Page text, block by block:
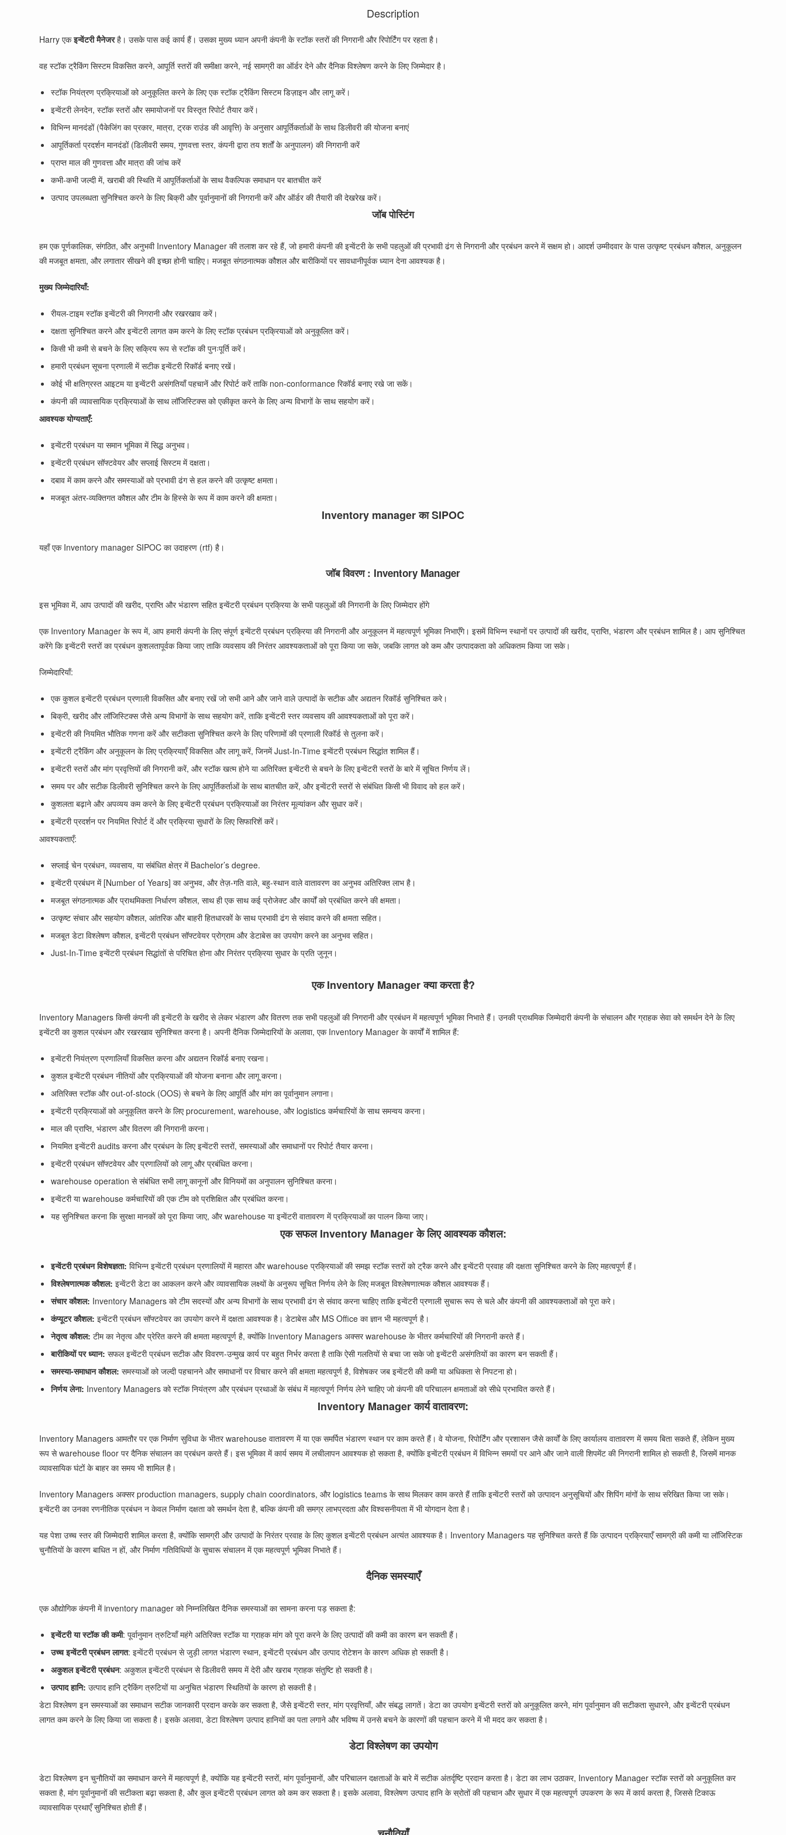
Description
Harry एकइन्वेंटरी मैनेजरहै। उसके पास कई कार्य हैं। उसका मुख्य ध्यान अपनी कंपनी के स्टॉक स्तरों की निगरानी और रिपोर्टिंग पर रहता है।
वह स्टॉक ट्रैकिंग सिस्टम विकसित करने, आपूर्ति स्तरों की समीक्षा करने, नई सामग्री का ऑर्डर देने और दैनिक विश्लेषण करने के लिए जिम्मेदार है।
स्टॉक नियंत्रण प्रक्रियाओं को अनुकूलित करने के लिए एक स्टॉक ट्रैकिंग सिस्टम डिज़ाइन और लागू करें।
इन्वेंटरी लेनदेन, स्टॉक स्तरों और समायोजनों पर विस्तृत रिपोर्ट तैयार करें।
विभिन्न मानदंडों (पैकेजिंग का प्रकार, मात्रा, ट्रक राउंड की आवृत्ति) के अनुसार आपूर्तिकर्ताओं के साथ डिलीवरी की योजना बनाएं
आपूर्तिकर्ता प्रदर्शन मानदंडों (डिलीवरी समय, गुणवत्ता स्तर, कंपनी द्वारा तय शर्तों के अनुपालन) की निगरानी करें
प्राप्त माल की गुणवत्ता और मात्रा की जांच करें
कभी-कभी जल्दी में, खराबी की स्थिति में आपूर्तिकर्ताओं के साथ वैकल्पिक समाधान पर बातचीत करें
उत्पाद उपलब्धता सुनिश्चित करने के लिए बिक्री और पूर्वानुमानों की निगरानी करें और ऑर्डर की तैयारी की देखरेख करें।
जॉब पोस्टिंग
हम एक पूर्णकालिक, संगठित, और अनुभवी Inventory Manager की तलाश कर रहे हैं, जो हमारी कंपनी की इन्वेंटरी के सभी पहलुओं की प्रभावी ढंग से निगरानी और प्रबंधन करने में सक्षम हो। आदर्श उम्मीदवार के पास उत्कृष्ट प्रबंधन कौशल, अनुकूलन
की मजबूत क्षमता, और लगातार सीखने की इच्छा होनी चाहिए। मजबूत संगठनात्मक कौशल और बारीकियों पर सावधानीपूर्वक ध्यान देना आवश्यक है।
मुख्य जिम्मेदारियाँ:
रीयल-टाइम स्टॉक इन्वेंटरी की निगरानी और रखरखाव करें।
दक्षता सुनिश्चित करने और इन्वेंटरी लागत कम करने के लिए स्टॉक प्रबंधन प्रक्रियाओं को अनुकूलित करें।
किसी भी कमी से बचने के लिए सक्रिय रूप से स्टॉक की पुनःपूर्ति करें।
हमारी प्रबंधन सूचना प्रणाली में सटीक इन्वेंटरी रिकॉर्ड बनाए रखें।
कोई भी क्षतिग्रस्त आइटम या इन्वेंटरी असंगतियाँ पहचानें और रिपोर्ट करें ताकि non-conformance रिकॉर्ड बनाए रखे जा सकें।
कंपनी की व्यावसायिक प्रक्रियाओं के साथ लॉजिस्टिक्स को एकीकृत करने के लिए अन्य विभागों के साथ सहयोग करें।
आवश्यक योग्यताएँ:
इन्वेंटरी प्रबंधन या समान भूमिका में सिद्ध अनुभव।
इन्वेंटरी प्रबंधन सॉफ्टवेयर और सप्लाई सिस्टम में दक्षता।
दबाव में काम करने और समस्याओं को प्रभावी ढंग से हल करने की उत्कृष्ट क्षमता।
मजबूत अंतर-व्यक्तिगत कौशल और टीम के हिस्से के रूप में काम करने की क्षमता।
Inventory manager का SIPOC
यहाँ एक Inventory manager SIPOC का उदाहरण (rtf) है।
जॉब विवरण : Inventory Manager
इस भूमिका में, आप उत्पादों की खरीद, प्राप्ति और भंडारण सहित इन्वेंटरी प्रबंधन प्रक्रिया के सभी पहलुओं की निगरानी के लिए जिम्मेदार होंगे
एक Inventory Manager के रूप में, आप हमारी कंपनी के लिए संपूर्ण इन्वेंटरी प्रबंधन प्रक्रिया की निगरानी और अनुकूलन में महत्वपूर्ण भूमिका निभाएँगे। इसमें विभिन्न स्थानों पर उत्पादों की खरीद, प्राप्ति, भंडारण और प्रबंधन शामिल है। आप सुनिश्चित
करेंगे कि इन्वेंटरी स्तरों का प्रबंधन कुशलतापूर्वक किया जाए ताकि व्यवसाय की निरंतर आवश्यकताओं को पूरा किया जा सके, जबकि लागत को कम और उत्पादकता को अधिकतम किया जा सके।
जिम्मेदारियाँ:
एक कुशल इन्वेंटरी प्रबंधन प्रणाली विकसित और बनाए रखें जो सभी आने और जाने वाले उत्पादों के सटीक और अद्यतन रिकॉर्ड सुनिश्चित करे।
बिक्री, खरीद और लॉजिस्टिक्स जैसे अन्य विभागों के साथ सहयोग करें, ताकि इन्वेंटरी स्तर व्यवसाय की आवश्यकताओं को पूरा करें।
इन्वेंटरी की नियमित भौतिक गणना करें और सटीकता सुनिश्चित करने के लिए परिणामों की प्रणाली रिकॉर्ड से तुलना करें।
इन्वेंटरी ट्रैकिंग और अनुकूलन के लिए प्रक्रियाएँ विकसित और लागू करें, जिनमें Just-In-Time इन्वेंटरी प्रबंधन सिद्धांत शामिल हैं।
इन्वेंटरी स्तरों और मांग प्रवृत्तियों की निगरानी करें, और स्टॉक खत्म होने या अतिरिक्त इन्वेंटरी से बचने के लिए इन्वेंटरी स्तरों के बारे में सूचित निर्णय लें।
समय पर और सटीक डिलीवरी सुनिश्चित करने के लिए आपूर्तिकर्ताओं के साथ बातचीत करें, और इन्वेंटरी स्तरों से संबंधित किसी भी विवाद को हल करें।
कुशलता बढ़ाने और अपव्यय कम करने के लिए इन्वेंटरी प्रबंधन प्रक्रियाओं का निरंतर मूल्यांकन और सुधार करें।
इन्वेंटरी प्रदर्शन पर नियमित रिपोर्ट दें और प्रक्रिया सुधारों के लिए सिफारिशें करें।
आवश्यकताएँ:
सप्लाई चेन प्रबंधन, व्यवसाय, या संबंधित क्षेत्र में Bachelor’s degree.
इन्वेंटरी प्रबंधन में [Number of Years] का अनुभव, और तेज़-गति वाले, बहु-स्थान वाले वातावरण का अनुभव अतिरिक्त लाभ है।
मजबूत संगठनात्मक और प्राथमिकता निर्धारण कौशल, साथ ही एक साथ कई प्रोजेक्ट और कार्यों को प्रबंधित करने की क्षमता।
उत्कृष्ट संचार और सहयोग कौशल, आंतरिक और बाहरी हितधारकों के साथ प्रभावी ढंग से संवाद करने की क्षमता सहित।
मजबूत डेटा विश्लेषण कौशल, इन्वेंटरी प्रबंधन सॉफ्टवेयर प्रोग्राम और डेटाबेस का उपयोग करने का अनुभव सहित।
Just-In-Time इन्वेंटरी प्रबंधन सिद्धांतों से परिचित होना और निरंतर प्रक्रिया सुधार के प्रति जुनून।
एक Inventory Manager क्या करता है?
Inventory Managers किसी कंपनी की इन्वेंटरी के खरीद से लेकर भंडारण और वितरण तक सभी पहलुओं की निगरानी और प्रबंधन में महत्वपूर्ण भूमिका निभाते हैं। उनकी प्राथमिक जिम्मेदारी कंपनी के संचालन और ग्राहक सेवा को समर्थन देने के लिए
इन्वेंटरी का कुशल प्रबंधन और रखरखाव सुनिश्चित करना है। अपनी दैनिक जिम्मेदारियों के अलावा, एक Inventory Manager के कार्यों में शामिल हैं:
इन्वेंटरी नियंत्रण प्रणालियाँ विकसित करना और अद्यतन रिकॉर्ड बनाए रखना।
कुशल इन्वेंटरी प्रबंधन नीतियों और प्रक्रियाओं की योजना बनाना और लागू करना।
अतिरिक्त स्टॉक और out-of-stock (OOS) से बचने के लिए आपूर्ति और मांग का पूर्वानुमान लगाना।
इन्वेंटरी प्रक्रियाओं को अनुकूलित करने के लिए procurement, warehouse, और logistics कर्मचारियों के साथ समन्वय करना।
माल की प्राप्ति, भंडारण और वितरण की निगरानी करना।
नियमित इन्वेंटरी audits करना और प्रबंधन के लिए इन्वेंटरी स्तरों, समस्याओं और समाधानों पर रिपोर्ट तैयार करना।
इन्वेंटरी प्रबंधन सॉफ्टवेयर और प्रणालियों को लागू और प्रबंधित करना।
warehouse operation से संबंधित सभी लागू कानूनों और विनियमों का अनुपालन सुनिश्चित करना।
इन्वेंटरी या warehouse कर्मचारियों की एक टीम को प्रशिक्षित और प्रबंधित करना।
यह सुनिश्चित करना कि सुरक्षा मानकों को पूरा किया जाए, और warehouse या इन्वेंटरी वातावरण में प्रक्रियाओं का पालन किया जाए।
एक सफल Inventory Manager के लिए आवश्यक कौशल:
इन्वेंटरी प्रबंधन विशेषज्ञता: विभिन्न इन्वेंटरी प्रबंधन प्रणालियों में महारत और warehouse प्रक्रियाओं की समझ स्टॉक स्तरों को ट्रैक करने और इन्वेंटरी प्रवाह की दक्षता सुनिश्चित करने के लिए महत्वपूर्ण हैं।
विश्लेषणात्मक कौशल: इन्वेंटरी डेटा का आकलन करने और व्यावसायिक लक्ष्यों के अनुरूप सूचित निर्णय लेने के लिए मजबूत विश्लेषणात्मक कौशल आवश्यक हैं।
संचार कौशल: Inventory Managers को टीम सदस्यों और अन्य विभागों के साथ प्रभावी ढंग से संवाद करना चाहिए ताकि इन्वेंटरी प्रणाली सुचारू रूप से चले और कंपनी की आवश्यकताओं को पूरा करे।
कंप्यूटर कौशल: इन्वेंटरी प्रबंधन सॉफ्टवेयर का उपयोग करने में दक्षता आवश्यक है। डेटाबेस और MS Office का ज्ञान भी महत्वपूर्ण है।
नेतृत्व कौशल: टीम का नेतृत्व और प्रेरित करने की क्षमता महत्वपूर्ण है, क्योंकि Inventory Managers अक्सर warehouse के भीतर कर्मचारियों की निगरानी करते हैं।
बारीकियों पर ध्यान: सफल इन्वेंटरी प्रबंधन सटीक और विवरण-उन्मुख कार्य पर बहुत निर्भर करता है ताकि ऐसी गलतियों से बचा जा सके जो इन्वेंटरी असंगतियों का कारण बन सकती हैं।
समस्या-समाधान कौशल: समस्याओं को जल्दी पहचानने और समाधानों पर विचार करने की क्षमता महत्वपूर्ण है, विशेषकर जब इन्वेंटरी की कमी या अधिकता से निपटना हो।
निर्णय लेना: Inventory Managers को स्टॉक नियंत्रण और प्रबंधन प्रथाओं के संबंध में महत्वपूर्ण निर्णय लेने चाहिए जो कंपनी की परिचालन क्षमताओं को सीधे प्रभावित करते हैं।
Inventory Manager कार्य वातावरण:
Inventory Managers आमतौर पर एक निर्माण सुविधा के भीतर warehouse वातावरण में या एक समर्पित भंडारण स्थान पर काम करते हैं। वे योजना, रिपोर्टिंग और प्रशासन जैसे कार्यों के लिए कार्यालय वातावरण में समय बिता सकते हैं, लेकिन मुख्य
रूप से warehouse floor पर दैनिक संचालन का प्रबंधन करते हैं। इस भूमिका में कार्य समय में लचीलापन आवश्यक हो सकता है, क्योंकि इन्वेंटरी प्रबंधन में विभिन्न समयों पर आने और जाने वाली शिपमेंट की निगरानी शामिल हो सकती है, जिसमें मानक
व्यावसायिक घंटों के बाहर का समय भी शामिल है।
Inventory Managers अक्सर production managers, supply chain coordinators, और logistics teams के साथ मिलकर काम करते हैं ताकि इन्वेंटरी स्तरों को उत्पादन अनुसूचियों और शिपिंग मांगों के साथ संरेखित किया जा सके।
इन्वेंटरी का उनका रणनीतिक प्रबंधन न केवल निर्माण दक्षता को समर्थन देता है, बल्कि कंपनी की समग्र लाभप्रदता और विश्वसनीयता में भी योगदान देता है।
यह पेशा उच्च स्तर की जिम्मेदारी शामिल करता है, क्योंकि सामग्री और उत्पादों के निरंतर प्रवाह के लिए कुशल इन्वेंटरी प्रबंधन अत्यंत आवश्यक है। Inventory Managers यह सुनिश्चित करते हैं कि उत्पादन प्रक्रियाएँ सामग्री की कमी या लॉजिस्टिक
चुनौतियों के कारण बाधित न हों, और निर्माण गतिविधियों के सुचारू संचालन में एक महत्वपूर्ण भूमिका निभाते हैं।
दैनिक समस्याएँ
एक औद्योगिक कंपनी में inventory manager को निम्नलिखित दैनिक समस्याओं का सामना करना पड़ सकता है:
इन्वेंटरी या स्टॉक की कमी: पूर्वानुमान त्रुटियाँ महंगे अतिरिक्त स्टॉक या ग्राहक मांग को पूरा करने के लिए उत्पादों की कमी का कारण बन सकती हैं।
उच्च इन्वेंटरी प्रबंधन लागत: इन्वेंटरी प्रबंधन से जुड़ी लागत भंडारण स्थान, इन्वेंटरी प्रबंधन और उत्पाद रोटेशन के कारण अधिक हो सकती है।
अकुशल इन्वेंटरी प्रबंधन: अकुशल इन्वेंटरी प्रबंधन से डिलीवरी समय में देरी और खराब ग्राहक संतुष्टि हो सकती है।
उत्पाद हानि: उत्पाद हानि ट्रैकिंग त्रुटियों या अनुचित भंडारण स्थितियों के कारण हो सकती है।
डेटा विश्लेषण इन समस्याओं का समाधान सटीक जानकारी प्रदान करके कर सकता है, जैसे इन्वेंटरी स्तर, मांग प्रवृत्तियाँ, और संबद्ध लागतें। डेटा का उपयोग इन्वेंटरी स्तरों को अनुकूलित करने, मांग पूर्वानुमान की सटीकता सुधारने, और इन्वेंटरी प्रबंधन
लागत कम करने के लिए किया जा सकता है। इसके अलावा, डेटा विश्लेषण उत्पाद हानियों का पता लगाने और भविष्य में उनसे बचने के कारणों की पहचान करने में भी मदद कर सकता है।
डेटा विश्लेषण का उपयोग
डेटा विश्लेषण इन चुनौतियों का समाधान करने में महत्वपूर्ण है, क्योंकि यह इन्वेंटरी स्तरों, मांग पूर्वानुमानों, और परिचालन दक्षताओं के बारे में सटीक अंतर्दृष्टि प्रदान करता है। डेटा का लाभ उठाकर, Inventory Manager स्टॉक स्तरों को अनुकूलित कर
सकता है, मांग पूर्वानुमानों की सटीकता बढ़ा सकता है, और कुल इन्वेंटरी प्रबंधन लागत को कम कर सकता है। इसके अलावा, विश्लेषण उत्पाद हानि के स्रोतों की पहचान और सुधार में एक महत्वपूर्ण उपकरण के रूप में कार्य करता है, जिससे टिकाऊ
व्यावसायिक प्रथाएँ सुनिश्चित होती हैं।